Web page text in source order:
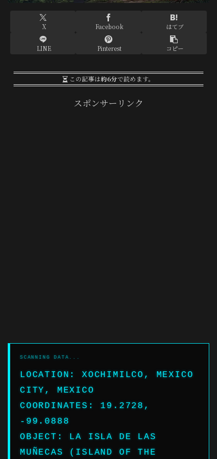
X Facebook はてブ
LINE Pinterest コピー
この記事は約6分で読めます。
スポンサーリンク
LOCATION: XOCHIMILCO, MEXICO
CITY, MEXICO
COORDINATES: 19.2728,
-99.0888
OBJECT: LA ISLA DE LAS
MUÑECAS (ISLAND OF THE